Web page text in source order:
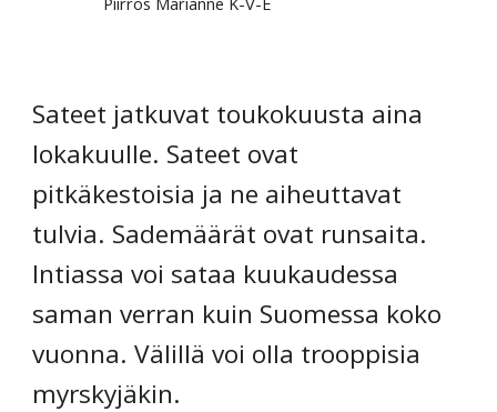
Sateet jatkuvat toukokuusta aina
lokakuulle. Sateet ovat
pitkäkestoisia ja ne aiheuttavat
tulvia. Sademäärät ovat runsaita.
Intiassa voi sataa kuukaudessa
saman verran kuin Suomessa koko
vuonna. Välillä voi olla trooppisia
myrskyjäkin.